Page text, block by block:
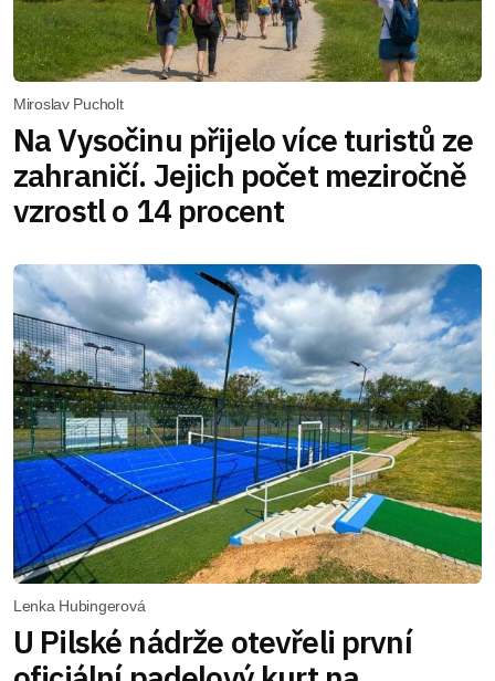
Miroslav Pucholt
Na Vysočinu přijelo více turistů ze
zahraničí. Jejich počet meziročně
vzrostl o 14 procent
Lenka Hubingerová
U Pilské nádrže otevřeli první